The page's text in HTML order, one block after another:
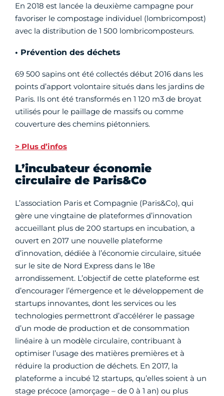
En 2018 est lancée la deuxième campagne pour
favoriser le compostage individuel (lombricompost)
avec la distribution de 1 500 lombricomposteurs.
• Prévention des déchets
69 500 sapins ont été collectés début 2016 dans les
points d’apport volontaire situés dans les jardins de
Paris. Ils ont été transformés en 1 120 m3 de broyat
utilisés pour le paillage de massifs ou comme
couverture des chemins piétonniers.
> Plus d’infos
L’incubateur économie
circulaire de Paris&Co
L’association Paris et Compagnie (Paris&Co), qui
gère une vingtaine de plateformes d’innovation
accueillant plus de 200 startups en incubation, a
ouvert en 2017 une nouvelle plateforme
d’innovation, dédiée à l’économie circulaire, située
sur le site de Nord Express dans le 18e
arrondissement. L’objectif de cette plateforme est
d’encourager l’émergence et le développement de
startups innovantes, dont les services ou les
technologies permettront d’accélérer le passage
d’un mode de production et de consommation
linéaire à un modèle circulaire, contribuant à
optimiser l’usage des matières premières et à
réduire la production de déchets. En 2017, la
plateforme a incubé 12 startups, qu’elles soient à un
stage précoce (amorçage – de 0 à 1 an) ou plus